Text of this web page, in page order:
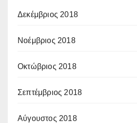
Δεκέμβριος 2018
Νοέμβριος 2018
Οκτώβριος 2018
Σεπτέμβριος 2018
Αύγουστος 2018